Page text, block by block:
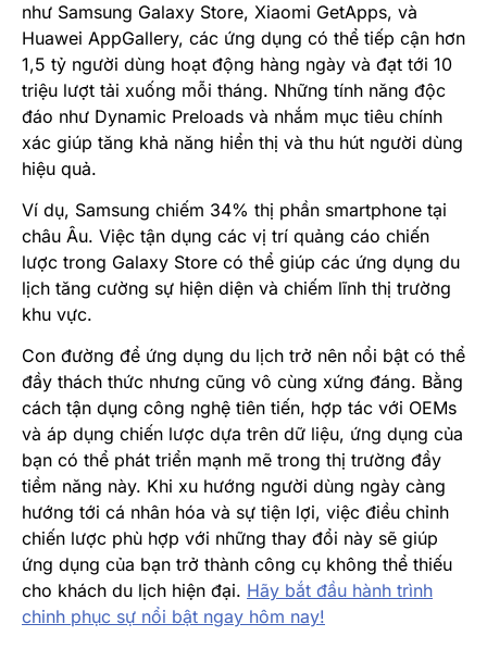
như Samsung Galaxy Store, Xiaomi GetApps, và
Huawei AppGallery, các ứng dụng có thể tiếp cận hơn
1,5 tỷ người dùng hoạt động hàng ngày​​ và đạt tới 10
triệu lượt tải xuống mỗi tháng. Những tính năng độc
đáo như Dynamic Preloads và nhắm mục tiêu chính
xác giúp tăng khả năng hiển thị và thu hút người dùng
hiệu quả.
Ví dụ, Samsung chiếm 34% thị phần smartphone tại
châu Âu​. Việc tận dụng các vị trí quảng cáo chiến
lược trong Galaxy Store có thể giúp các ứng dụng du
lịch tăng cường sự hiện diện và chiếm lĩnh thị trường
khu vực.
Con đường để ứng dụng du lịch trở nên nổi bật có thể
đầy thách thức nhưng cũng vô cùng xứng đáng. Bằng
cách tận dụng công nghệ tiên tiến, hợp tác với OEMs
và áp dụng chiến lược dựa trên dữ liệu, ứng dụng của
bạn có thể phát triển mạnh mẽ trong thị trường đầy
tiềm năng này. Khi xu hướng người dùng ngày càng
hướng tới cá nhân hóa và sự tiện lợi, việc điều chỉnh
chiến lược phù hợp với những thay đổi này sẽ giúp
ứng dụng của bạn trở thành công cụ không thể thiếu
cho khách du lịch hiện đại. Hãy bắt đầu hành trình
chinh phục sự nổi bật ngay hôm nay!